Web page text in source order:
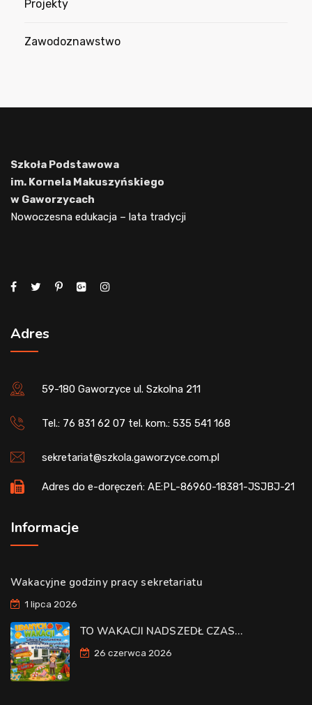
Projekty
Zawodoznawstwo
Szkoła Podstawowa
im. Kornela Makuszyńskiego
w Gaworzycach
Nowoczesna edukacja – lata tradycji
Adres
59-180 Gaworzyce ul. Szkolna 211
Tel.: 76 831 62 07 tel. kom.: 535 541 168
sekretariat@szkola.gaworzyce.com.pl
Adres do e-doręczeń: AE:PL-86960-18381-JSJBJ-21
Informacje
Wakacyjne godziny pracy sekretariatu
1 lipca 2026
TO WAKACJI NADSZEDŁ CZAS…
26 czerwca 2026